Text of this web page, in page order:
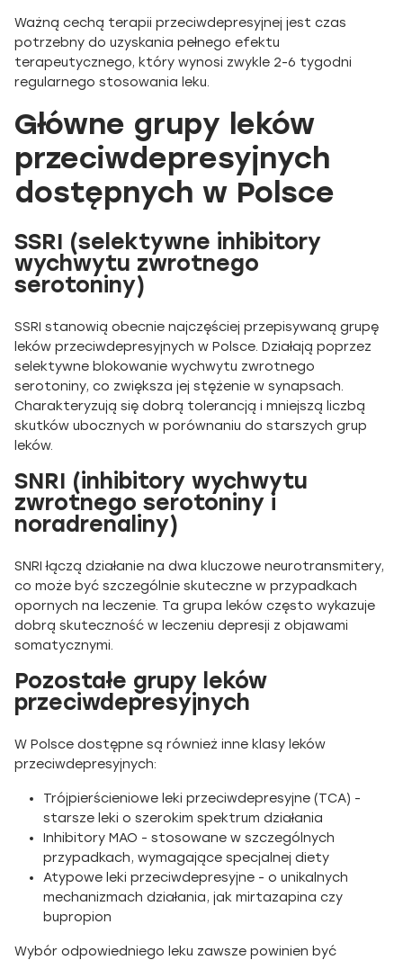
Ważną cechą terapii przeciwdepresyjnej jest czas
potrzebny do uzyskania pełnego efektu
terapeutycznego, który wynosi zwykle 2-6 tygodni
regularnego stosowania leku.
Główne grupy leków
przeciwdepresyjnych
dostępnych w Polsce
SSRI (selektywne inhibitory
wychwytu zwrotnego
serotoniny)
SSRI stanowią obecnie najczęściej przepisywaną grupę
leków przeciwdepresyjnych w Polsce. Działają poprzez
selektywne blokowanie wychwytu zwrotnego
serotoniny, co zwiększa jej stężenie w synapsach.
Charakteryzują się dobrą tolerancją i mniejszą liczbą
skutków ubocznych w porównaniu do starszych grup
leków.
SNRI (inhibitory wychwytu
zwrotnego serotoniny i
noradrenaliny)
SNRI łączą działanie na dwa kluczowe neurotransmitery,
co może być szczególnie skuteczne w przypadkach
opornych na leczenie. Ta grupa leków często wykazuje
dobrą skuteczność w leczeniu depresji z objawami
somatycznymi.
Pozostałe grupy leków
przeciwdepresyjnych
W Polsce dostępne są również inne klasy leków
przeciwdepresyjnych:
Trójpierścieniowe leki przeciwdepresyjne (TCA) -
starsze leki o szerokim spektrum działania
Inhibitory MAO - stosowane w szczególnych
przypadkach, wymagające specjalnej diety
Atypowe leki przeciwdepresyjne - o unikalnych
mechanizmach działania, jak mirtazapina czy
bupropion
Wybór odpowiedniego leku zawsze powinien być